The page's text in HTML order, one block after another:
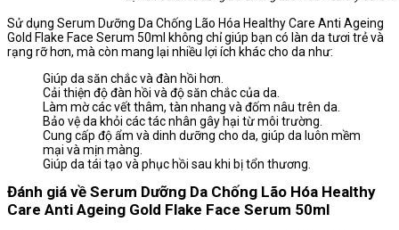
Sử dụng Serum Dưỡng Da Chống Lão Hóa Healthy Care Anti Ageing
Gold Flake Face Serum 50ml không chỉ giúp bạn có làn da tươi trẻ và
rạng rỡ hơn, mà còn mang lại nhiều lợi ích khác cho da như:
Giúp da săn chắc và đàn hồi hơn.
Cải thiện độ đàn hồi và độ săn chắc của da.
Làm mờ các vết thâm, tàn nhang và đốm nâu trên da.
Bảo vệ da khỏi các tác nhân gây hại từ môi trường.
Cung cấp độ ẩm và dinh dưỡng cho da, giúp da luôn mềm
mại và mịn màng.
Giúp da tái tạo và phục hồi sau khi bị tổn thương.
Đánh giá về Serum Dưỡng Da Chống Lão Hóa Healthy
Care Anti Ageing Gold Flake Face Serum 50ml